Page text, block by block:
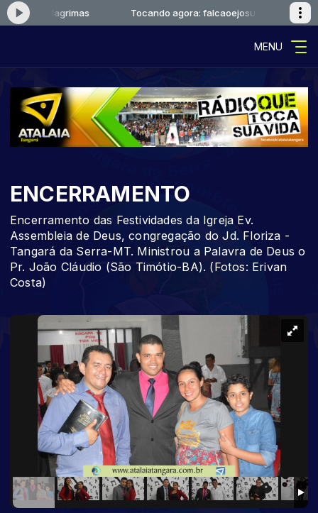
lagrimas Tocando agora: falcaoejosue-lagrimas
MENU
ENCERRAMENTO
Encerramento das Festividades da Igreja Ev.
Assembleia de Deus, congregação do Jd. Floriza -
Tangará da Serra-MT. Ministrou a Palavra de Deus o
Pr. João Cláudio (São Timótio-BA). (Fotos: Erivan
Costa)